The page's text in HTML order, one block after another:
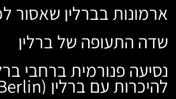
ארמונות בברלין שאסור
שדה התעופה של ברלין
נסיעה פנורמית ברחבי
להיכרות עם ברלין (Berlin)